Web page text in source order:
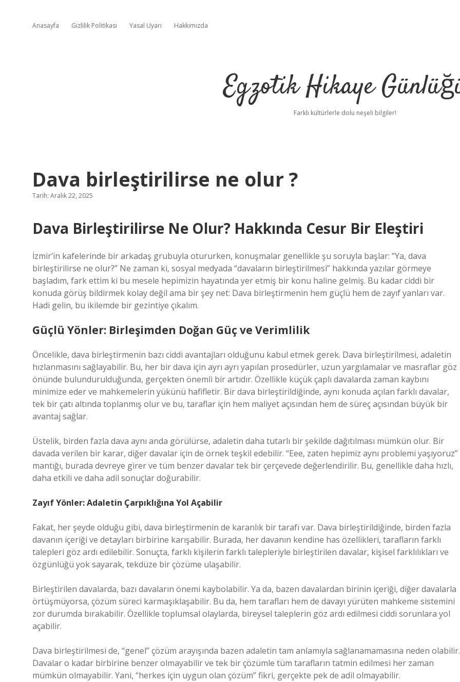
Anasayfa Gizlilik Politikası Yasal Uyarı Hakkımızda
Egzotik Hikaye
Farklı kültürlerle dolu neşeli bilgiler!
Dava birleştirilirse ne olur ?
Tarih: Aralık 22, 2025
Dava Birleştirilirse Ne Olur? Hakkında Cesur Bir Eleştiri
İzmir’in kafelerinde bir arkadaş grubuyla otururken, konuşmalar genellikle şu soruyla başlar: “Ya, dava
birleştirilirse ne olur?” Ne zaman ki, sosyal medyada “davaların birleştirilmesi” hakkında yazılar görmeye
başladım, fark ettim ki bu mesele hepimizin hayatında yer etmiş bir konu haline gelmiş. Bu kadar ciddi bir
konuda görüş bildirmek kolay değil ama bir şey net: Dava birleştirmenin hem güçlü hem de zayıf yanları var.
Hadi gelin, bu ikilemde bir gezintiye çıkalım.
Güçlü Yönler: Birleşimden Doğan Güç ve Verimlilik
Öncelikle, dava birleştirmenin bazı ciddi avantajları olduğunu kabul etmek gerek. Dava birleştirilmesi, adaletin
hızlanmasını sağlayabilir. Bu, her bir dava için ayrı ayrı yapılan prosedürler, uzun yargılamalar ve masraflar göz
önünde bulundurulduğunda, gerçekten önemli bir artıdır. Özellikle küçük çaplı davalarda zaman kaybını
minimize eder ve mahkemelerin yükünü hafifletir. Bir dava birleştirildiğinde, aynı konuda açılan farklı davalar,
tek bir çatı altında toplanmış olur ve bu, taraflar için hem maliyet açısından hem de süreç açısından büyük bir
avantaj sağlar.
Üstelik, birden fazla dava aynı anda görülürse, adaletin daha tutarlı bir şekilde dağıtılması mümkün olur. Bir
davada verilen bir karar, diğer davalar için de örnek teşkil edebilir. “Eee, zaten hepimiz aynı problemi yaşıyoruz”
mantığı, burada devreye girer ve tüm benzer davalar tek bir çerçevede değerlendirilir. Bu, genellikle daha hızlı,
daha etkili ve daha adil sonuçlar doğurabilir.
Zayıf Yönler: Adaletin Çarpıklığına Yol Açabilir
Fakat, her şeyde olduğu gibi, dava birleştirmenin de karanlık bir tarafı var. Dava birleştirildiğinde, birden fazla
davanın içeriği ve detayları birbirine karışabilir. Burada, her davanın kendine has özellikleri, tarafların farklı
talepleri göz ardı edilebilir. Sonuçta, farklı kişilerin farklı talepleriyle birleştirilen davalar, kişisel farklılıkları ve
özgünlüğü yok sayarak, tekdüze bir çözüme ulaşabilir.
Birleştirilen davalarda, bazı davaların önemi kaybolabilir. Ya da, bazen davalardan birinin içeriği, diğer davalarla
örtüşmüyorsa, çözüm süreci karmaşıklaşabilir. Bu da, hem tarafları hem de davayı yürüten mahkeme sistemini
zor durumda bırakabilir. Özellikle toplumsal olaylarda, bireysel taleplerin göz ardı edilmesi ciddi sorunlara yol
açabilir.
Dava birleştirilmesi de, “genel” çözüm arayışında bazen adaletin tam anlamıyla sağlanamamasına neden olabilir.
Davalar o kadar birbirine benzer olmayabilir ve tek bir çözümle tüm tarafların tatmin edilmesi her zaman
mümkün olmayabilir. Yani, “herkes için uygun olan çözüm” fikri, gerçekte pek de adil olmayabilir.